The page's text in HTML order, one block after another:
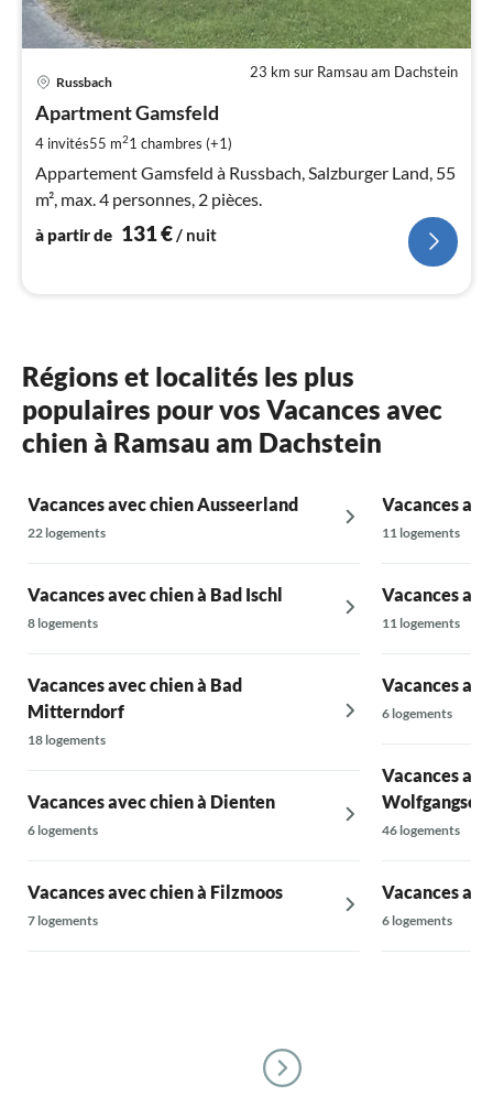
23 km sur Ramsau am Dachstein
Russbach
Apartment Gamsfeld
4 invités55 m21 chambres (+1)
Appartement Gamsfeld à Russbach, Salzburger Land, 55
m², max. 4 personnes, 2 pièces.
à partir de 131€ / nuit
Régions et localités les plus
populaires pour vos Vacances avec
chien à Ramsau am Dachstein
Vacances avec chien Ausseerland
22 logements
Vacances avec chien à Bad Ischl
8 logements
Vacances avec chien à Bad
Mitterndorf
18 logements
Vacances avec chien à Dienten
6 logements
Vacances avec chien à Filzmoos
7 logements
Vacances
11 logements
Vacances
11 logements
Vacances
6 logements
Vacances
Wolfgangsee
46 logements
Vacances
6 logements